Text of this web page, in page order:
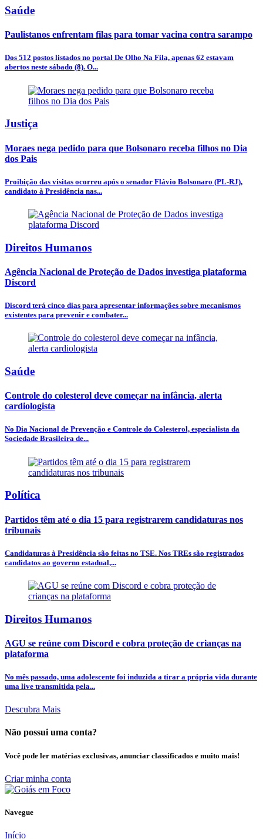
Saúde
Paulistanos enfrentam filas para tomar vacina contra sarampo
Dos 512 postos listados no portal De Olho Na Fila, apenas 62 estavam
abertos neste sábado (8). O...
Justiça
Moraes nega pedido para que Bolsonaro receba filhos no Dia
dos Pais
Proibição das visitas ocorreu após o senador Flávio Bolsonaro (PL-RJ),
candidato à Presidência nas...
Direitos Humanos
Agência Nacional de Proteção de Dados investiga plataforma
Discord
Discord terá cinco dias para apresentar informações sobre mecanismos
existentes para prevenir e combater...
Saúde
Controle do colesterol deve começar na infância, alerta
cardiologista
No Dia Nacional de Prevenção e Controle do Colesterol, especialista da
Sociedade Brasileira de...
Política
Partidos têm até o dia 15 para registrarem candidaturas nos
tribunais
Candidaturas à Presidência são feitas no TSE. Nos TREs são registrados
candidatos ao governo estadual,...
Direitos Humanos
AGU se reúne com Discord e cobra proteção de crianças na
plataforma
No mês passado, uma adolescente foi induzida a tirar a própria vida durante
uma live transmitida pela...
Descubra Mais
Não possui uma conta?
Você pode ler matérias exclusivas, anunciar classificados e muito mais!
Criar minha conta
Navegue
Início